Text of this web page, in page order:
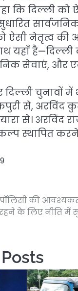
कि दिल्ली
ऐसी नेतृत्व
यहाँ
सेवाएं, और
दिल्ली चुनावों
से, अरविंद
से। अरविंद
स्थापित
पॉलिसी की
रहने के लिए नीति में